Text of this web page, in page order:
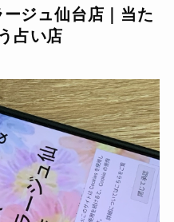
ジュ仙台店｜当た
占い店